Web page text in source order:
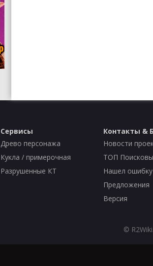
Сервисы
Древо персонажа
Кукла / примерочная
Разрушенные КТ
Контакты &
Новости
ТОП
Нашел ошибку
Предложения
Версия
©